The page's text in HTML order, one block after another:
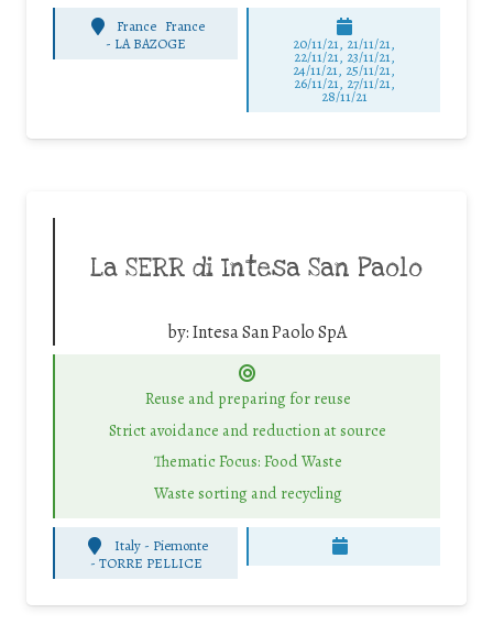
France France
- LA BAZOGE 20/11/21, 21/11/21,
22/11/21, 23/11/21,
24/11/21, 25/11/21,
26/11/21, 27/11/21,
28/11/21
La SERR di Intesa San Paolo
by:Intesa San Paolo SpA
Reuse and preparing for reuse
Strict avoidance and reduction at source
Thematic Focus: Food Waste
Waste sorting and recycling
Italy - Piemonte
- TORRE PELLICE